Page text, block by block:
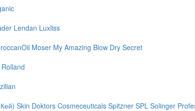
Lendan Luxliss
Moser My Amazing Blow Dry Secret
Skin Doktors Cosmeceuticals Spitzner SPL Solinger